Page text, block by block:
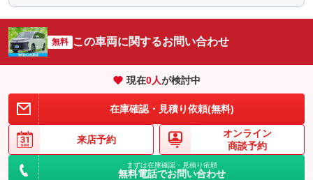
：装備なし ：装備あり
サイドカメラ
：装備なし ルーフレール
：装備なし
：装備なし
：装備なし
無料 この車両に関するお問い合わせ
現在0人が検討中
在庫確認・見積り依頼(無料)
来店予約
オンライン
商談予約
まずは在庫確認・見積り依頼
無料電話でお問い合わせ